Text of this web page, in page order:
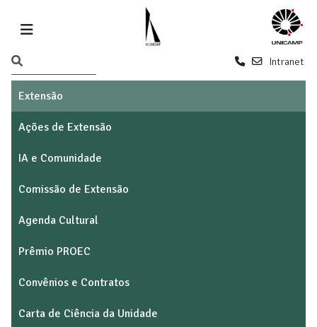
Intranet
Extensão
Ações de Extensão
IA e Comunidade
Comissão de Extensão
Agenda Cultural
Prêmio PROEC
Convênios e Contratos
Carta de Ciência da Unidade